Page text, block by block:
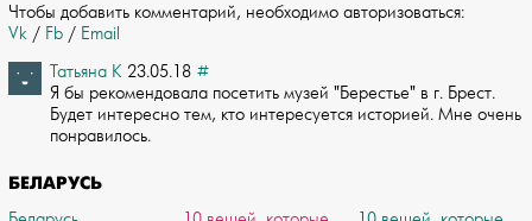
Чтобы добавить комментарий, необходимо авторизоваться:
Vk / Fb / Email
Татьяна К 23.05.18 #
Я бы рекомендовала посетить музей "Берестье" в г. Брест.
Будет интересн­о тем, кто интересуется историей. Мне очень
понравилось.
БЕЛАРУСЬ